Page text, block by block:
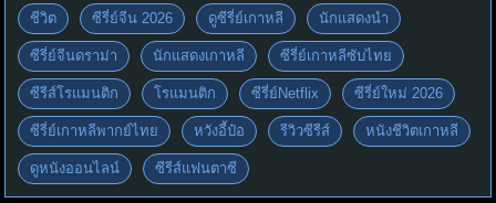
ชีวิต ซีรี่ย์จีน 2026 ดูซีรี่ย์เกาหลี นักแสดงนำ
ซีรี่ย์จีนดราม่า นักแสดงเกาหลี ซีรี่ย์เกาหลีซับไทย
ซีรีส์โรแมนติก โรแมนติก ซีรี่ย์Netflix ซีรี่ย์ใหม่ 2026
ซีรี่ย์เกาหลีพากย์ไทย หวังอี้ป๋อ รีวิวซีรีส์ หนังชีวิตเกาหลี
ดูหนังออนไลน์ ซีรีส์แฟนตาซี